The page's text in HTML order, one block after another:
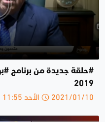
2019
2021/01/10 الأحد 11:55 ص